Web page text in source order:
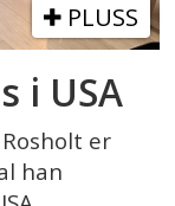
PLUSS
i USA
er
han